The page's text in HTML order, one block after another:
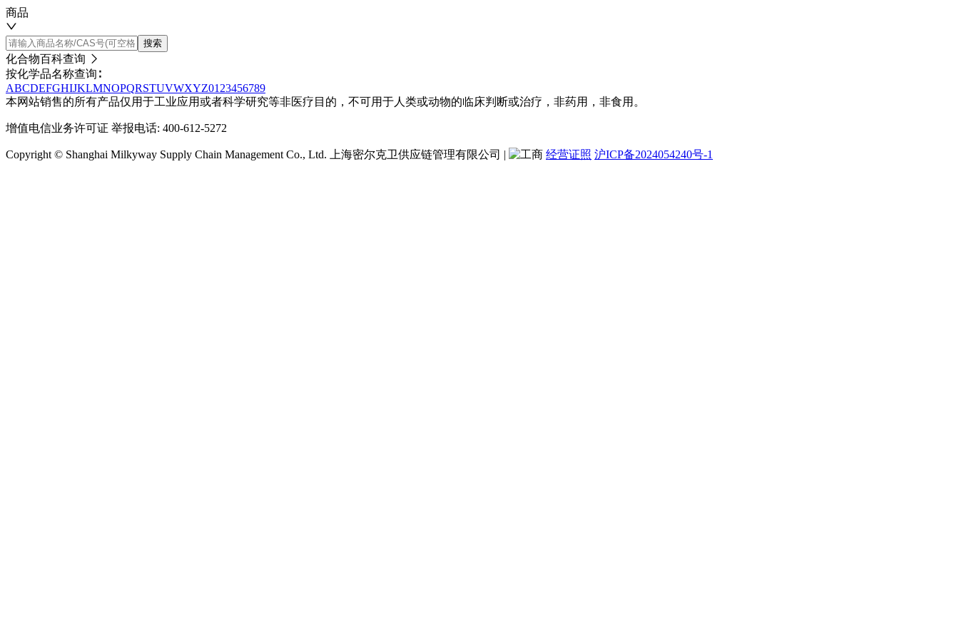
商品
搜索
化合物百科查询
按化学品名称查询∶
ABCDEFGHIJKLMNOPQRSTUVWXYZ01 23456789
本网站销售的所有产品仅用于工业应用或者科学研究等非医疗目的，不可用于人类或动物的临床判断或治疗，非药用，非食用。
增值电信业务许可证 举报电话: 400-612-5272
Copyright © Shanghai Milkyway Supply Chain Management Co., Ltd. 上海密尔克卫供应链管理有限公司 | 经营证照 沪ICP备2024054240号-1